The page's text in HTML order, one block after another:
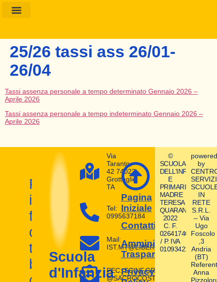
25/26 tassi ass 26/01-
26/04
Tassi assenza personale a tempo determinato Gennaio 2026 –
Aprile 2026
Tassi assenza personale a tempo indeterminato Gennaio 2026 –
Aprile 2026
Prepara
il
futuro
dei
tuoi
bambini
Scuola
d'Infanzia
Via
Taranto,
42 74023
Grottaglie
TA
Tel:
0995637184
Mail:
IST.MT@LIBERO.IT
PEC: SCINF.GROTTAGLIE
Pagina
Iniziale
Contatti
Amministrazione
Trasparente
Privacy
©
SCUOLA
DELL’INFANZIA
E
PRIMARIA
MADRE
TERESA
QUARANTA
2022
C. F.
02641740580
/ P. IVA
01093421004
powered
by
SERVIZI
IN
RETE
S.R.L.
– Via
Ugo
Foscolo
,3
Andria
(BT)
Anna